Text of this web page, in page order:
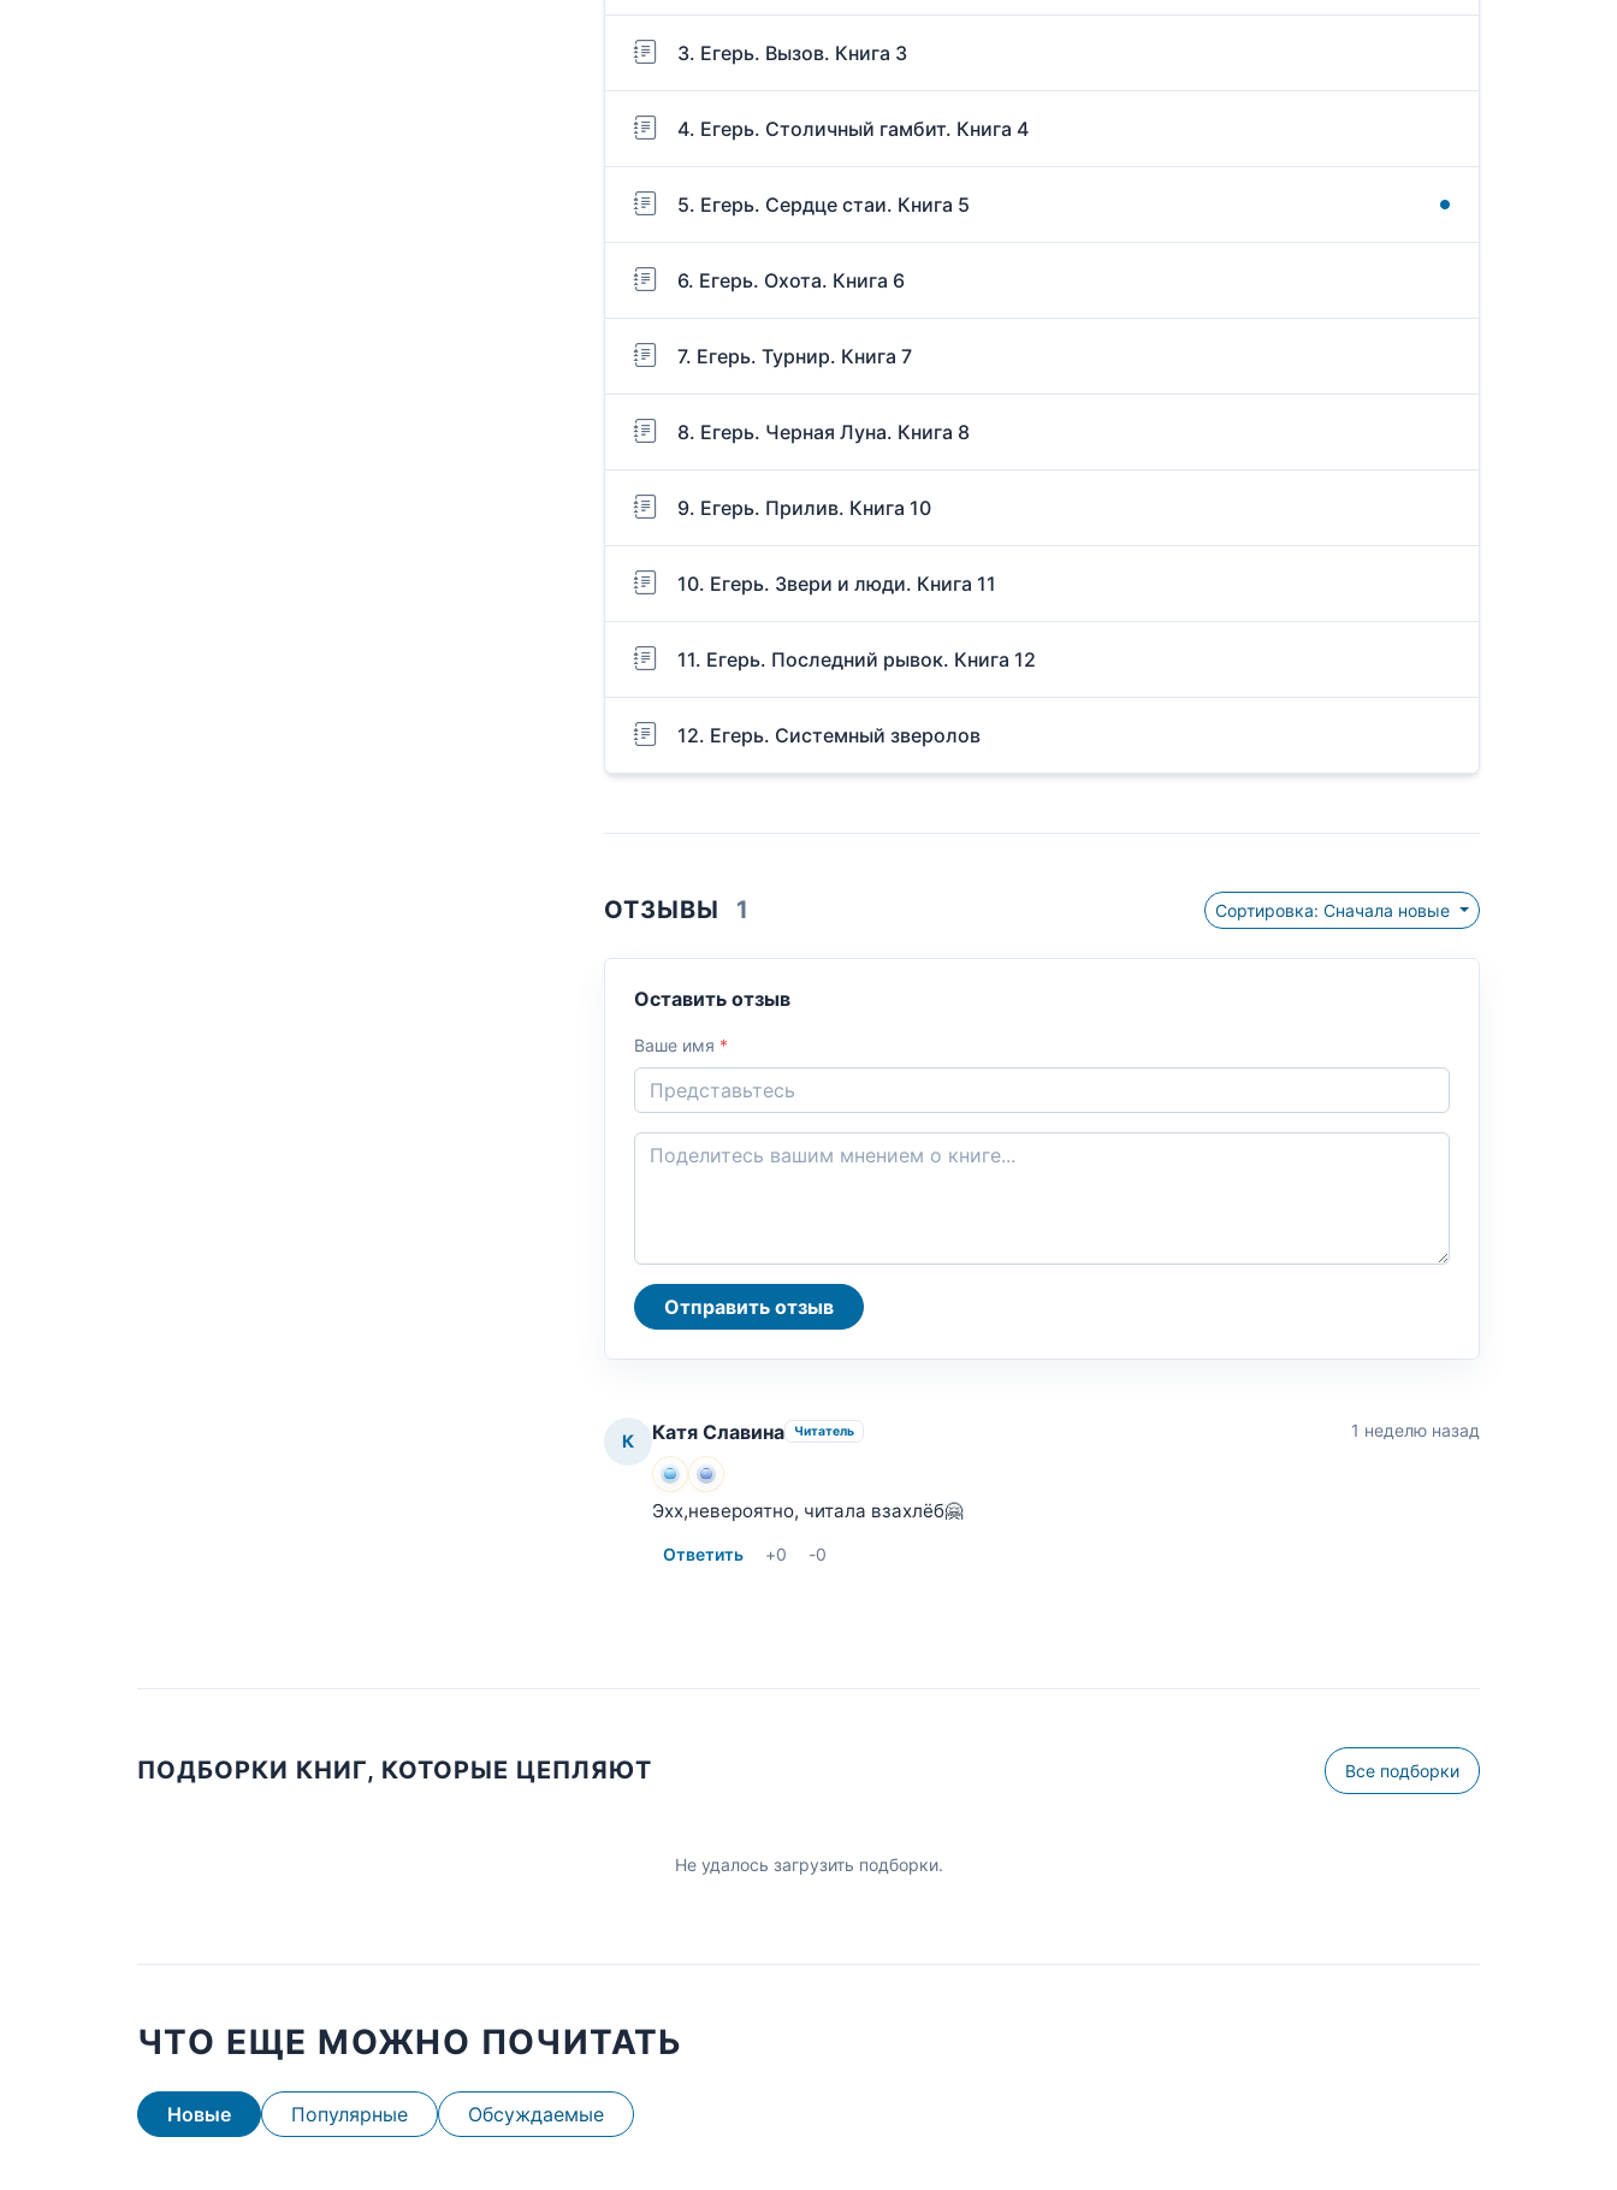
3. Егерь. Вызов. Книга 3
4. Егерь. Столичный гамбит. Книга 4
5. Егерь. Сердце стаи. Книга 5
6. Егерь. Охота. Книга 6
7. Егерь. Турнир. Книга 7
8. Егерь. Черная Луна. Книга 8
9. Егерь. Прилив. Книга 10
10. Егерь. Звери и люди. Книга 11
11. Егерь. Последний рывок. Книга 12
12. Егерь. Системный зверолов
ОТЗЫВЫ 1 Сортировка: Сначала новые
Оставить отзыв
Ваше имя *
Отправить отзыв
К Катя Славина Читатель 1 неделю назад
Эхх,невероятно, читала взахлёб🤗
Ответить +0 -0
ПОДБОРКИ КНИГ, КОТОРЫЕ ЦЕПЛЯЮТ Все подборки
Не удалось загрузить подборки.
ЧТО ЕЩЕ МОЖНО ПОЧИТАТЬ
Новые Популярные Обсуждаемые